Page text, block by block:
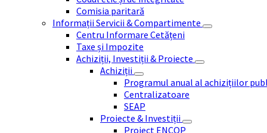
Comisia paritară
Informații Servicii & Compartimente
Centru Informare Cetățeni
Taxe și Impozite
Achiziții, Investiții & Proiecte
Achiziții
Programul anual al achizițiilor
Centralizatoare
SEAP
Proiecte & Investiții
Proiect ENCOP